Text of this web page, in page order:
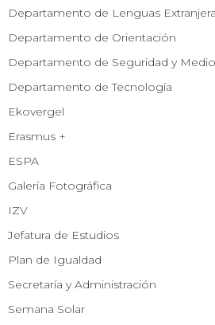
Departamento de Lenguas
Departamento de Orientación
Departamento de Seguridad y
Departamento de Tecnología
Ekovergel
Erasmus +
ESPA
Galería Fotográfica
IZV
Jefatura de Estudios
Plan de Igualdad
Secretaría y Administración
Semana Solar